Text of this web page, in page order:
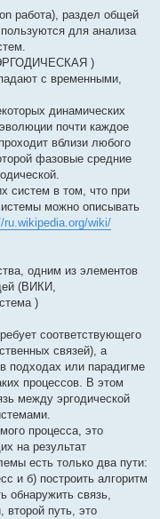
работа), раздел общей
для анализа
)
с временными,
динамических
почти каждое
вблизи любого
фазовые средние
систем в том, что при
можно описывать
ru.wikipedia.org/wiki/
одним из элементов
(ВИКИ,
)
соответствующего
связей), а
подходах или парадигме
процессов. В этом
между эргодической
процесса, это
на результат
есть только два пути:
и б) построить алгоритм
обнаружить связь,
второй путь, это